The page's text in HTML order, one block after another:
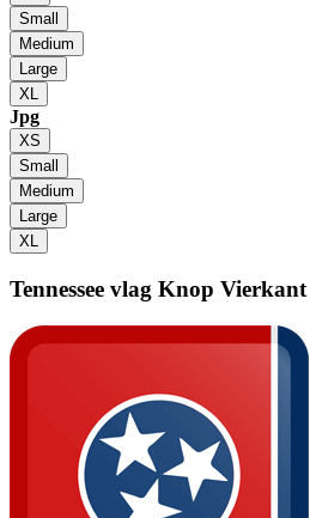
Small
Medium
Large
XL
Jpg
XS
Small
Medium
Large
XL
Tennessee vlag Knop Vierkant